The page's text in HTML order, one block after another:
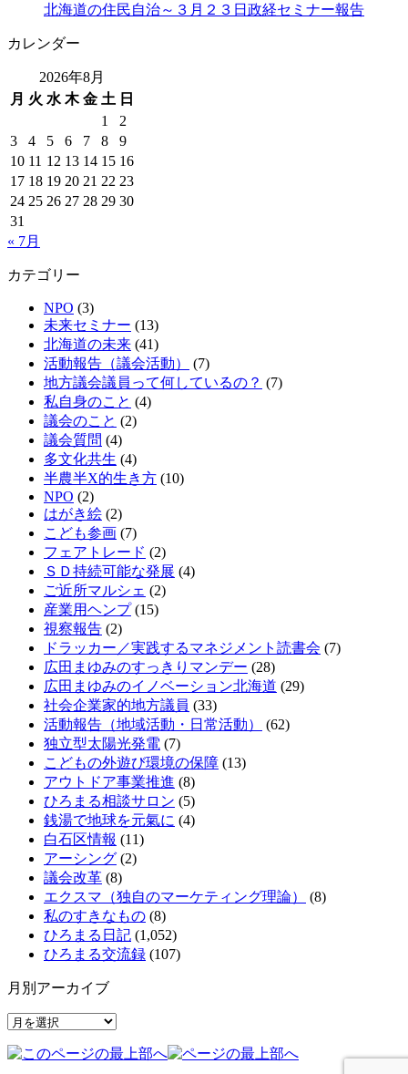
北海道の住民自治～３月２３日政経セミナー報告
カレンダー
2026年8月
月 火 水 木 金 土 日
1
2
3
4 5 6 7 8
9
10 11 12 13 14 15 16
17 18 19 20 21 22 23
24 25 26 27 28 29 30
31
« 7月
カテゴリー
NPO (3)
未来セミナー (13)
北海道の未来 (41)
活動報告（議会活動）
(7)
地方議会議員って何しているの？ (7)
私自身のこと (4)
議会のこと (2)
議会質問 (4)
多文化共生 (4)
半農半X的生き方 (10)
NPO (2)
はがき絵 (2)
こども参画 (7)
フェアトレード (2)
ＳＤ持続可能な発展 (4)
ご近所マルシェ (2)
産業用ヘンプ(15)
視察報告 (2)
ドラッカー／実践するマネジメント読書会 (7)
広田まゆみのすっきりマンデー (28)
広田まゆみのイノベーション北海道 (29)
社会企業家的地方議員 (33)
活動報告（地域活動・日常活動）
(62)
独立型太陽光発電 (7)
こどもの外遊び環境の保障 (13)
アウトドア事業推進 (8)
ひろまる相談サロン (5)
銭湯で地球を元氣に (4)
白石区情報 (11)
アーシング (2)
議会改革 (8)
エクスマ（独自のマーケティング理論）
(8)
私のすきなもの (8)
ひろまる日記 (1,052)
ひろまる交流録 (107)
月別アーカイブ
月
ア